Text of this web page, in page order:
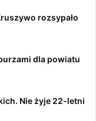
rozsypało
dla powiatu
Nie żyje 22-letni